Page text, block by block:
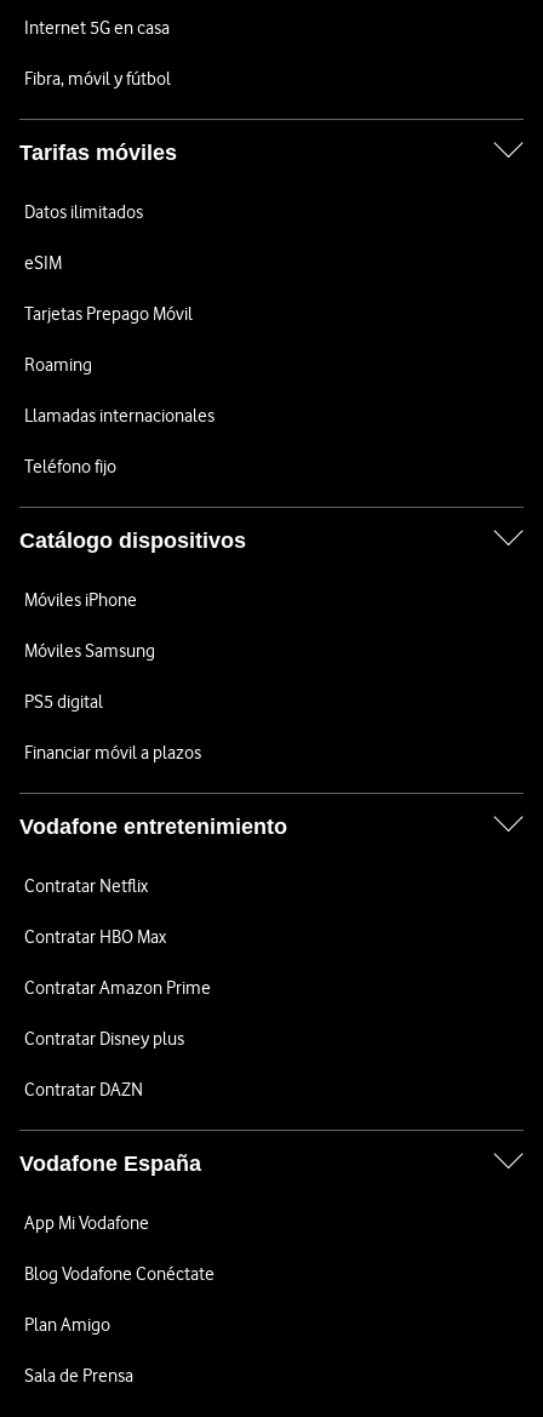
Internet 5G en casa
Fibra, móvil y fútbol
Tarifas móviles
Datos ilimitados
eSIM
Tarjetas Prepago Móvil
Roaming
Llamadas internacionales
Teléfono fijo
Catálogo dispositivos
Móviles iPhone
Móviles Samsung
PS5 digital
Financiar móvil a plazos
Vodafone entretenimiento
Contratar Netflix
Contratar HBO Max
Contratar Amazon Prime
Contratar Disney plus
Contratar DAZN
Vodafone España
App Mi Vodafone
Blog Vodafone Conéctate
Plan Amigo
Sala de Prensa